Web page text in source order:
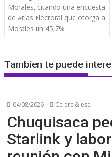
Morales, citando una encuesta
de Atlas Electoral que otorga a
Morales un 45,7%
Tambíen te puede
04/08/2026 Ce ere & ese
Chuquisaca
Starlink y